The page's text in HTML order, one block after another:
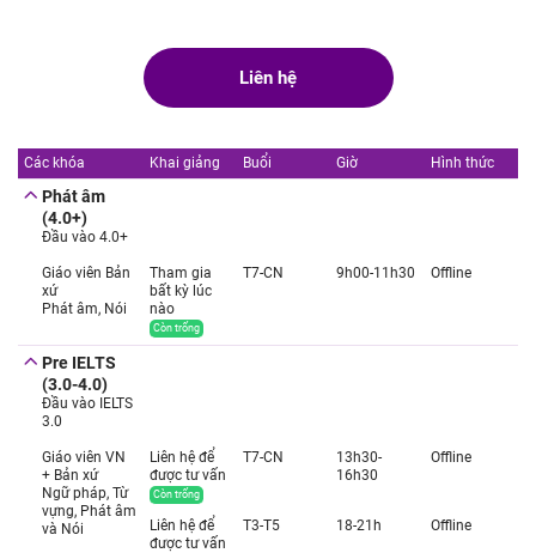
Liên hệ
Các khóa Khai giảng Buổi Giờ Hình thức
Phát âm
(4.0+)
Đầu vào 4.0+
Giáo viên Bản
xứ
Phát âm, Nói
Tham gia
bất kỳ lúc
nào
Còn trống
T7-CN 9h00-11h30 Offline
Pre IELTS
(3.0-4.0)
Đầu vào IELTS
3.0
Giáo viên VN
+ Bản xứ
Ngữ pháp, Từ
vựng, Phát âm
và Nói
Liên hệ để
được tư vấn
Còn trống
T7-CN
13h30-
16h30
Offline
Liên hệ để
được tư vấn
T3-T5 18-21h Offline